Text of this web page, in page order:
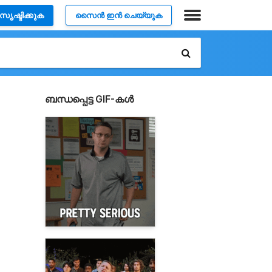
സൃഷ്ടിക്കുക സൈൻ ഇൻ ചെയ്യുക
ബന്ധപ്പെട്ട GIF-കൾ